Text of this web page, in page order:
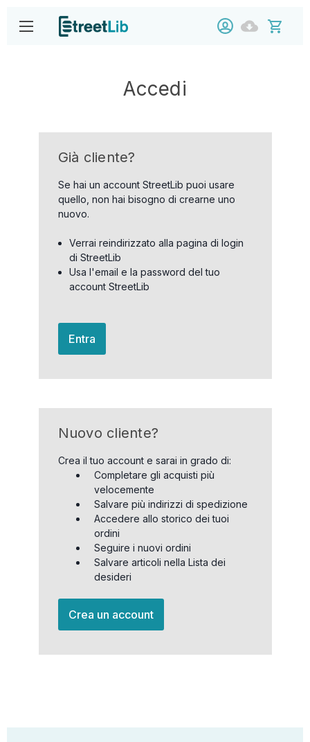
Accedi
Già cliente?
Se hai un account StreetLib puoi usare
quello, non hai bisogno di crearne uno
nuovo.
Verrai reindirizzato alla pagina di login
di StreetLib
Usa l'email e la password del tuo
account StreetLib
Entra
Nuovo cliente?
Crea il tuo account e sarai in grado di:
Completare gli acquisti più
velocemente
Salvare più indirizzi di spedizione
Accedere allo storico dei tuoi
ordini
Seguire i nuovi ordini
Salvare articoli nella Lista dei
desideri
Crea un account